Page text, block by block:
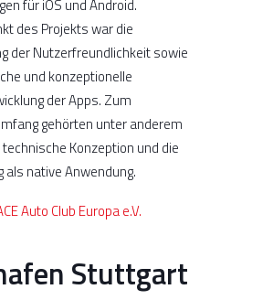
für iOS und Android.
des Projekts war die
der Nutzerfreundlichkeit sowie
und konzeptionelle
der Apps. Zum
gehörten unter anderem
technische Konzeption und die
als native Anwendung.
Auto Club Europa e.V.
Stuttgart